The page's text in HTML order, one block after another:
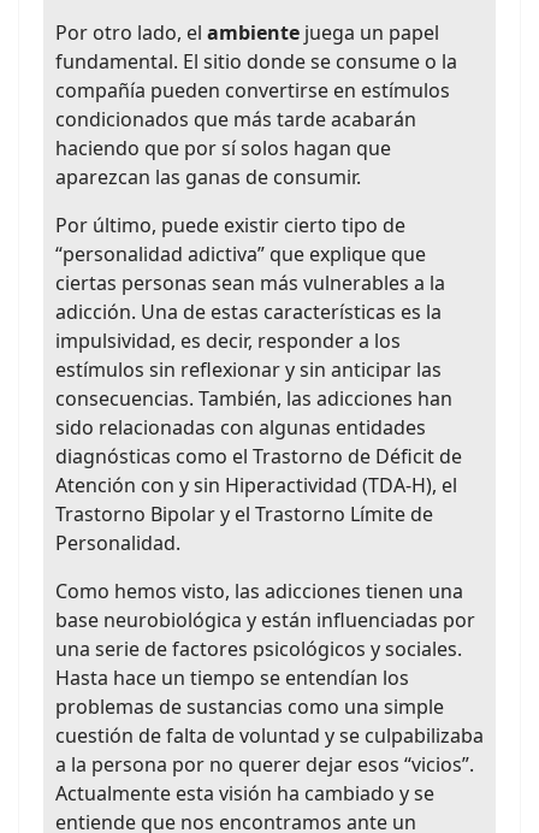
Por otro lado, el ambiente juega un papel
fundamental. El sitio donde se consume o la
compañía pueden convertirse en estímulos
condicionados que más tarde acabarán
haciendo que por sí solos hagan que
aparezcan las ganas de consumir.
Por último, puede existir cierto tipo de
“personalidad adictiva” que explique que
ciertas personas sean más vulnerables a la
adicción. Una de estas características es la
impulsividad, es decir, responder a los
estímulos sin reflexionar y sin anticipar las
consecuencias. También, las adicciones han
sido relacionadas con algunas entidades
diagnósticas como el Trastorno de Déficit de
Atención con y sin Hiperactividad (TDA-H), el
Trastorno Bipolar y el Trastorno Límite de
Personalidad.
Como hemos visto, las adicciones tienen una
base neurobiológica y están influenciadas por
una serie de factores psicológicos y sociales.
Hasta hace un tiempo se entendían los
problemas de sustancias como una simple
cuestión de falta de voluntad y se culpabilizaba
a la persona por no querer dejar esos “vicios”.
Actualmente esta visión ha cambiado y se
entiende que nos encontramos ante un